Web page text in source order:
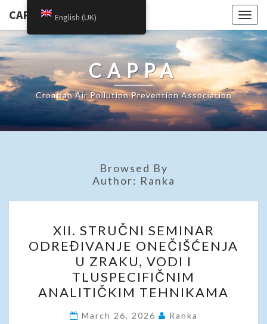
CAPPA
CAPPA
Croatian Air Pollution Prevention Association
Browsed By
Author: Ranka
STRUČNI
SEMINAR
ODREĐIVANJE
ONEČIŠĆENJA
U
ZRAKU,
XII. STRUČNI SEMINAR
ODREĐIVANJE ONEČIŠĆENJA
U ZRAKU, VODI I
TLUSPECIFIČNIM
ANALITIČKIM TEHNIKAMA
March 26, 2026 Ranka
English (UK)